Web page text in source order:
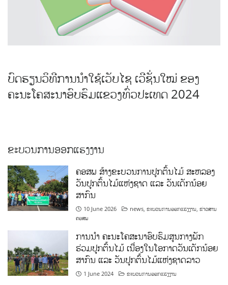
ບົດຮຽນວິທີການນຳໃຊ້ເວັບໄຊ ເວີຊັ່ນໃໝ່ ຂອງ
ຄະນະໂຄສະນາອົບຮົມແຂວງທົ່ວປະເທດ 2024
ຂະບວນການອອກແຮງງານ
ຄອສພ ສ້າງຂະບວນການປູກຕົ້ນໄມ້ ສະຫລອງ
ວັນປູກຕົ້ນໄມ້ແຫ່ງຊາດ ແລະ ວັນເດັກນ້ອຍ
ສາກົນ
10 June 2026 news,ຂະບວນການອອກແຮງງານ,ຂ່າວສານ
ຄອສພ
ການນໍາ ຄະນະໂຄສະນາອົບຮົມສູນກາງພັກ
ຮ່ວມປູກຕົ້ນໄມ້ ເນື່ອງໃນໂອກາດວັນເດັກນ້ອຍ
ສາກົນ ແລະ ວັນປູກຕົ້ນໄມ້ແຫ່ງຊາດລາວ
1 June 2024 ຂະບວນການອອກແຮງງານ